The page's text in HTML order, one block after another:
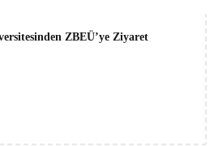
ZBEÜ’ye Ziyaret